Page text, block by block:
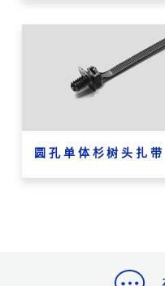
圆孔单体杉树头扎带